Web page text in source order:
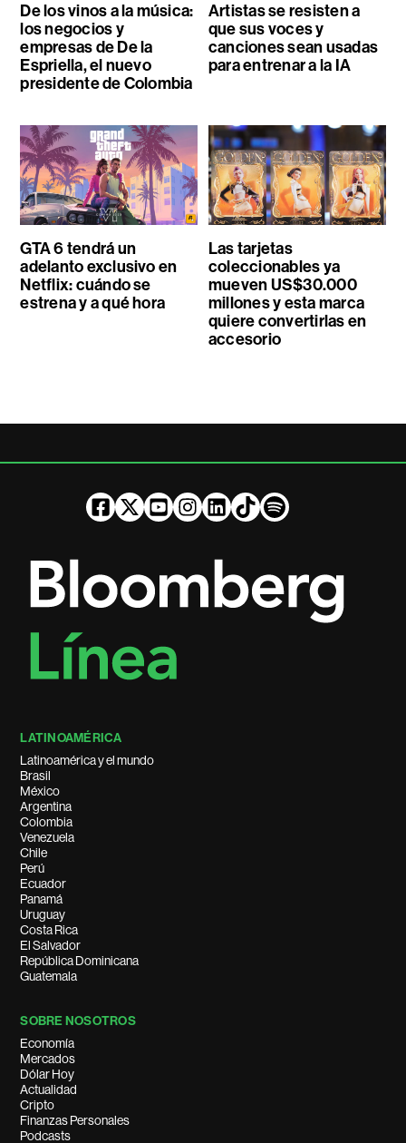
De los vinos a la música:
los negocios y
empresas de De la
Espriella, el nuevo
presidente de Colombia
Artistas se resisten a
que sus voces y
canciones sean usadas
para entrenar a la IA
GTA 6 tendrá un
adelanto exclusivo en
Netflix: cuándo se
estrena y a qué hora
Las tarjetas
coleccionables ya
mueven US$30.000
millones y esta marca
quiere convertirlas en
accesorio
LATINOAMÉRICA
Latinoamérica y el mundo
Brasil
México
Argentina
Colombia
Venezuela
Chile
Perú
Ecuador
Panamá
Uruguay
Costa Rica
El Salvador
República Dominicana
Guatemala
SOBRE NOSOTROS
Economía
Mercados
Dólar Hoy
Actualidad
Cripto
Finanzas Personales
Podcasts